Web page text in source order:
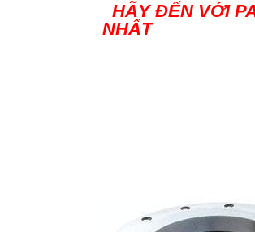
HÃY ĐẾN VỚI
NHẤT